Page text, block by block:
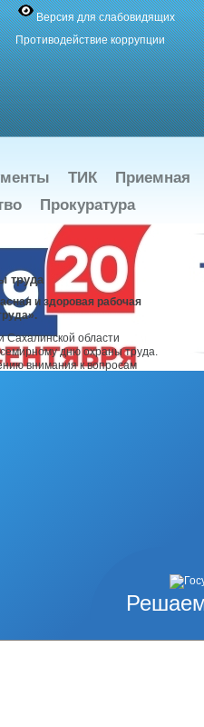
Версия для слабовидящих
Противодействие коррупции
ТИК
Приемная
Прокуратура
труда
и здоровая рабочая
Сахалинской области
дню охраны труда.
внимания к вопросам